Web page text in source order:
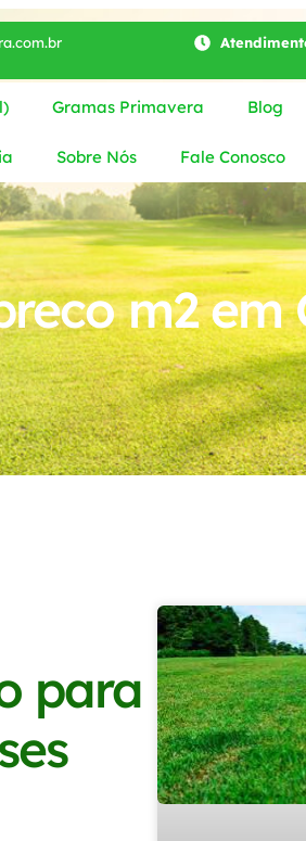
Gramas Primavera Blog
Sobre Nós Fale Conosco
m2 em
para